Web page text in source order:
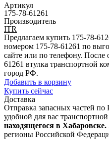
Артикул
175-78-61261
Производитель
ITR
Предлагаем купить 175-78-
номером 175-78-61261 по
сайте или по телефону.
61261 втулка транспортной
город РФ.
Добавить в корзину
Купить сейчас
Доставка
Отправка запасных частей по
удобной для вас
находящегося в Хабаровске.
регионы Российской